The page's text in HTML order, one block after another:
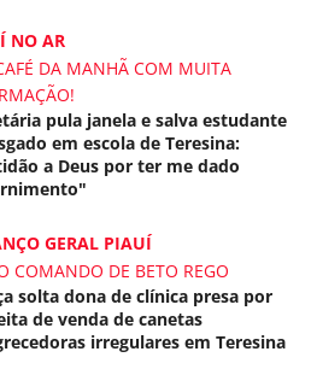
NO AR
DA MANHÃ COM MUITA
pula janela e salva estudante
em escola de Teresina:
a Deus por ter me dado
GERAL PIAUÍ
COMANDO DE BETO REGO
solta dona de clínica presa por
de venda de canetas
irregulares em Teresina